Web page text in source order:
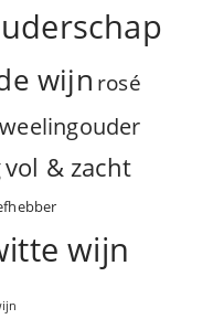
wijn rosé
vol & zacht
wijn